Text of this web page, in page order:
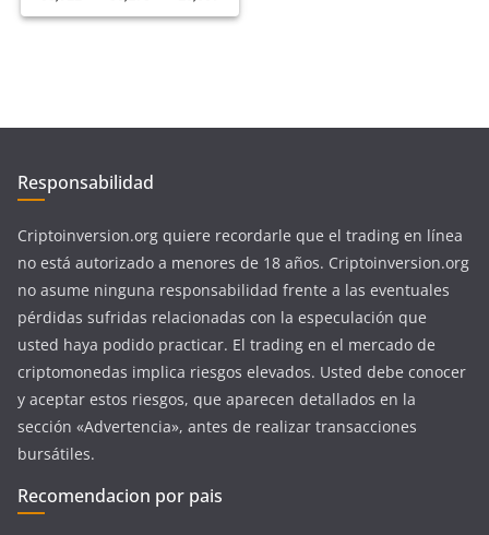
Responsabilidad
Criptoinversion.org quiere recordarle que el trading en línea
no está autorizado a menores de 18 años. Criptoinversion.org
no asume ninguna responsabilidad frente a las eventuales
pérdidas sufridas relacionadas con la especulación que
usted haya podido practicar. El trading en el mercado de
criptomonedas implica riesgos elevados. Usted debe conocer
y aceptar estos riesgos, que aparecen detallados en la
sección «Advertencia», antes de realizar transacciones
bursátiles.
Recomendacion por pais